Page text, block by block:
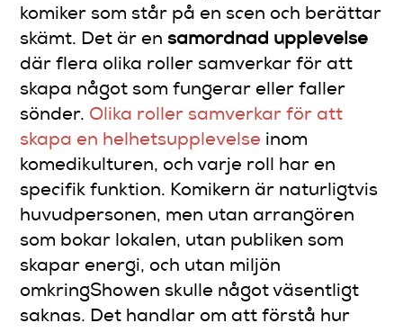
komiker som står på en scen och berättar
skämt. Det är ensamordnad upplevelse
där flera olika roller samverkar för att
skapa något som fungerar eller faller
sönder. Olika roller samverkar för att
skapa en helhetsupplevelse inom
komedikulturen, och varje roll har en
specifik funktion. Komikern är naturligtvis
huvudpersonen, men utan arrangören
som bokar lokalen, utan publiken som
skapar energi, och utan miljön
omkringShowen skulle något väsentligt
saknas. Det handlar om att förstå hur